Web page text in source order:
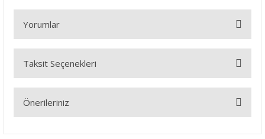
Yorumlar
Bu ürüne ilk yorumu siz yapın!
Taksit Seçenekleri
Önerileriniz